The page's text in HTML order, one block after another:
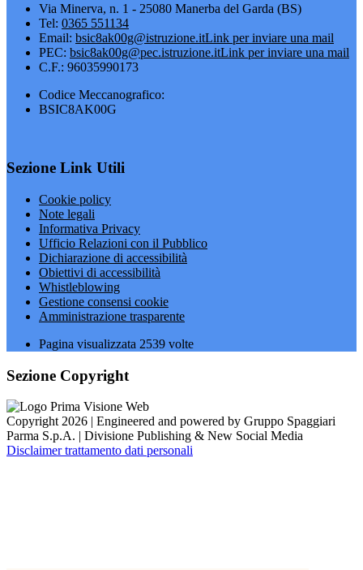
Via Minerva, n. 1 - 25080 Manerba del Garda (BS)
Tel: 0365 551134
Email: bsic8ak00g@istruzione.itLink per inviare una mail
PEC: bsic8ak00g@pec.istruzione.itLink per inviare una mail
C.F.: 96035990173
Codice Meccanografico:
BSIC8AK00G
Sezione Link Utili
Cookie policy
Note legali
Informativa Privacy
Ufficio Relazioni con il Pubblico
Dichiarazione di accessibilità
Obiettivi di accessibilità
Whistleblowing
Gestione consensi cookie
Amministrazione trasparente
Pagina visualizzata 2539 volte
Sezione Copyright
Copyright 2026 | Engineered and powered by Gruppo Spaggiari
Parma S.p.A. | Divisione Publishing & New Social Media
Disclaimer trattamento dati personali